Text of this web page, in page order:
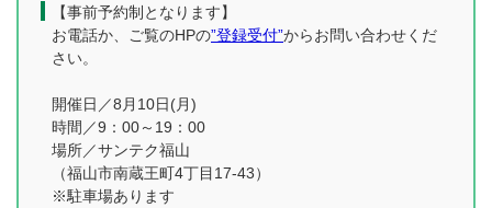
【事前予約制となります】
お電話か、ご覧のHPの”登録受付”からお問い合わせくだ
さい。
開催日／8月10日(月)
時間／9：00～19：00
場所／サンテク福山
（福山市南蔵王町4丁目17-43）
※駐車場あります